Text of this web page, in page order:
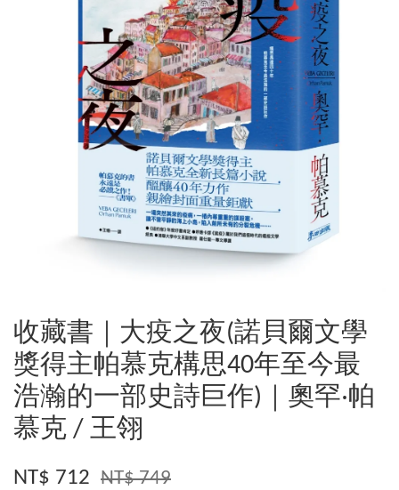
收藏書｜大疫之夜(諾貝爾文學
獎得主帕慕克構思40年至今最
浩瀚的一部史詩巨作)｜奧罕‧帕
慕克 / 王翎
NT$ 712 NT$ 749